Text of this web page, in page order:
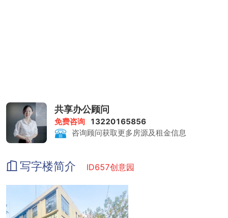
共享办公顾问
免费咨询
13220165856
咨询顾问获取更多房源及租金信息
写字楼简介 ID657创意园